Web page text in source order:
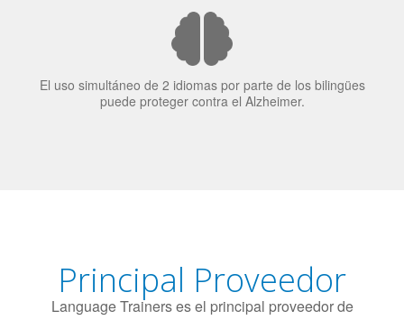
El uso simultáneo de 2 idiomas por parte de los bilingües
puede proteger contra el Alzheimer.
Principal Proveedor
Language Trainers es el principal proveedor de